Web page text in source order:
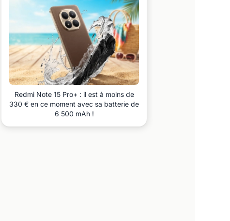
Redmi Note 15 Pro+ : il est à moins de
330 € en ce moment avec sa batterie de
6 500 mAh !